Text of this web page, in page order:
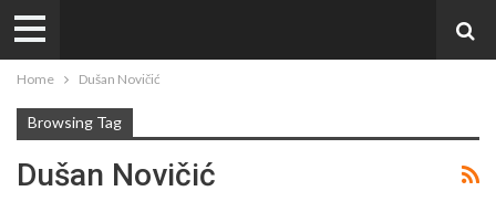
Home Dušan Novičić
Browsing Tag
Dušan Novičić